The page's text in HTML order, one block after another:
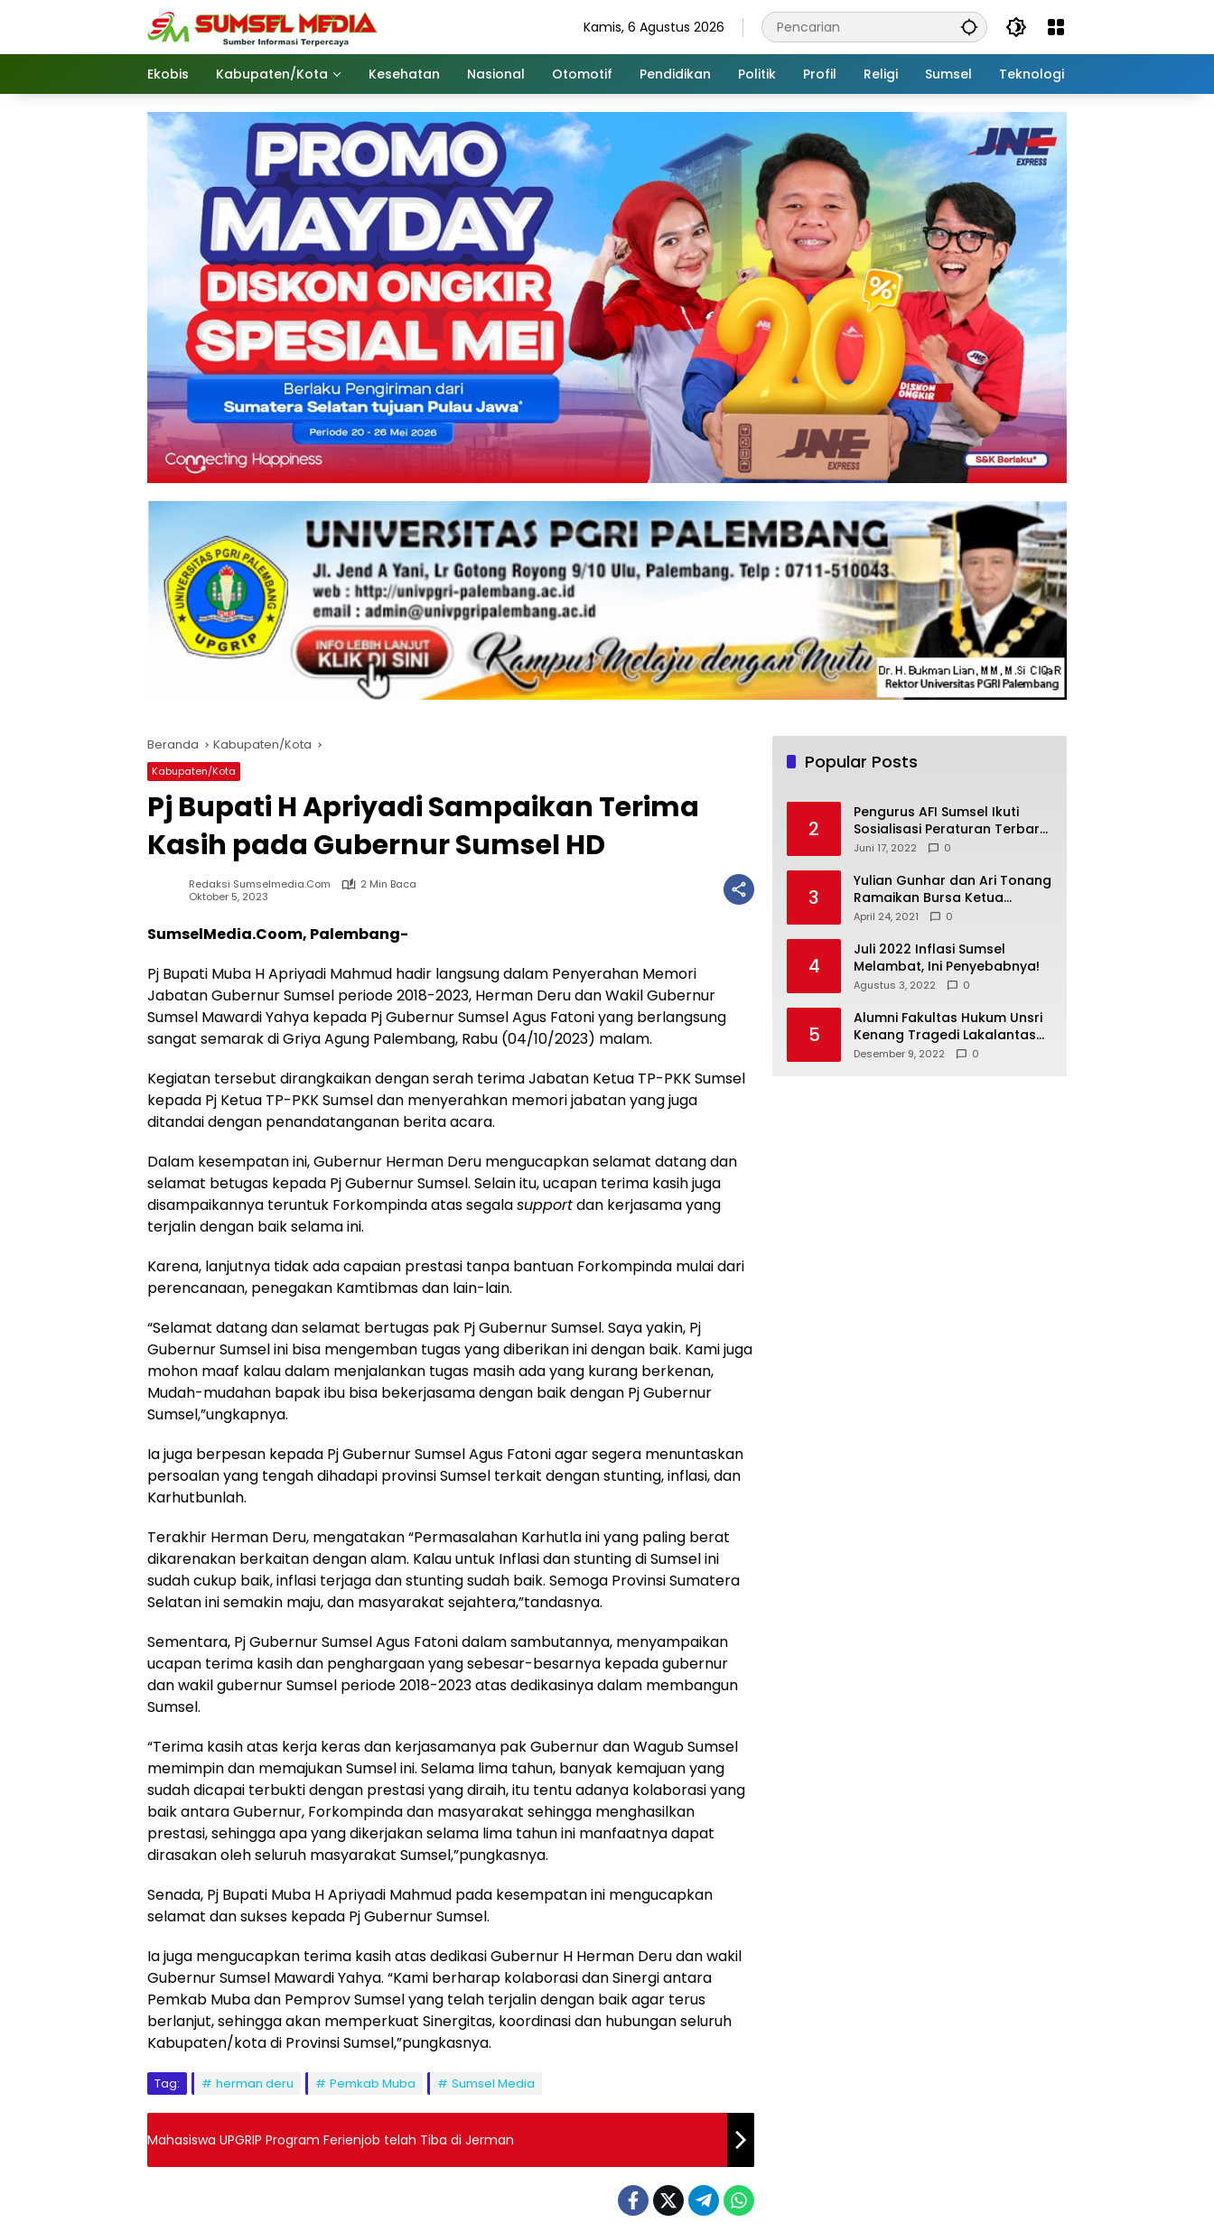
Kamis, 6 Agustus 2026
Ekobis Kabupaten/Kota Kesehatan Nasional Otomotif Pendidikan Politik Profil Religi Sumsel Teknologi
Beranda Kabupaten/Kota
Kabupaten/Kota
Pj Bupati H Apriyadi Sampaikan Terima
Kasih pada Gubernur Sumsel HD
Redaksi Sumselmedia.com
2 Min Baca
Oktober 5, 2023
SumselMedia.Coom, Palembang-
Pj Bupati Muba H Apriyadi Mahmud hadir langsung dalam Penyerahan Memori
Jabatan Gubernur Sumsel periode 2018-2023, Herman Deru dan Wakil Gubernur
Sumsel Mawardi Yahya kepada Pj Gubernur Sumsel Agus Fatoni yang berlangsung
sangat semarak di Griya Agung Palembang, Rabu (04/10/2023) malam.
Kegiatan tersebut dirangkaikan dengan serah terima Jabatan Ketua TP-PKK Sumsel
kepada Pj Ketua TP-PKK Sumsel dan menyerahkan memori jabatan yang juga
ditandai dengan penandatanganan berita acara.
Dalam kesempatan ini, Gubernur Herman Deru mengucapkan selamat datang dan
selamat betugas kepada Pj Gubernur Sumsel. Selain itu, ucapan terima kasih juga
disampaikannya teruntuk Forkompinda atas segalasupportdan kerjasama yang
terjalin dengan baik selama ini.
Karena, lanjutnya tidak ada capaian prestasi tanpa bantuan Forkompinda mulai dari
perencanaan, penegakan Kamtibmas dan lain-lain.
“Selamat datang dan selamat bertugas pak Pj Gubernur Sumsel. Saya yakin, Pj
Gubernur Sumsel ini bisa mengemban tugas yang diberikan ini dengan baik. Kami juga
mohon maaf kalau dalam menjalankan tugas masih ada yang kurang berkenan,
Mudah-mudahan bapak ibu bisa bekerjasama dengan baik dengan Pj Gubernur
Sumsel,”ungkapnya.
Ia juga berpesan kepada Pj Gubernur Sumsel Agus Fatoni agar segera menuntaskan
persoalan yang tengah dihadapi provinsi Sumsel terkait dengan stunting, inflasi, dan
Karhutbunlah.
Terakhir Herman Deru, mengatakan “Permasalahan Karhutla ini yang paling berat
dikarenakan berkaitan dengan alam. Kalau untuk Inflasi dan stunting di Sumsel ini
sudah cukup baik, inflasi terjaga dan stunting sudah baik. Semoga Provinsi Sumatera
Selatan ini semakin maju, dan masyarakat sejahtera,”tandasnya.
Sementara, Pj Gubernur Sumsel Agus Fatoni dalam sambutannya, menyampaikan
ucapan terima kasih dan penghargaan yang sebesar-besarnya kepada gubernur
dan wakil gubernur Sumsel periode 2018-2023 atas dedikasinya dalam membangun
Sumsel.
“Terima kasih atas kerja keras dan kerjasamanya pak Gubernur dan Wagub Sumsel
memimpin dan memajukan Sumsel ini. Selama lima tahun, banyak kemajuan yang
sudah dicapai terbukti dengan prestasi yang diraih, itu tentu adanya kolaborasi yang
baik antara Gubernur, Forkompinda dan masyarakat sehingga menghasilkan
prestasi, sehingga apa yang dikerjakan selama lima tahun ini manfaatnya dapat
dirasakan oleh seluruh masyarakat Sumsel,”pungkasnya.
Senada, Pj Bupati Muba H Apriyadi Mahmud pada kesempatan ini mengucapkan
selamat dan sukses kepada Pj Gubernur Sumsel.
Ia juga mengucapkan terima kasih atas dedikasi Gubernur H Herman Deru dan wakil
Gubernur Sumsel Mawardi Yahya. “Kami berharap kolaborasi dan Sinergi antara
Pemkab Muba dan Pemprov Sumsel yang telah terjalin dengan baik agar terus
berlanjut, sehingga akan memperkuat Sinergitas, koordinasi dan hubungan seluruh
Kabupaten/kota di Provinsi Sumsel,”pungkasnya.
Tag: herman deru Pemkab Muba Sumsel Media
Mahasiswa UPGRIP Program Ferienjob telah Tiba di Jerman
Popular Posts
2
Pengurus AFI Sumsel Ikuti
Sosialisasi Peraturan Terbaru
Federasi Floorball
Juni 17, 2022 0
3
Yulian Gunhar dan Ari Tonang
Ramaikan Bursa Ketua
Percasi Sumsel
April 24, 2021 0
4
Juli 2022 Inflasi Sumsel
Melambat, Ini Penyebabnya!
Agustus 3, 2022 0
5
Alumni Fakultas Hukum Unsri
Kenang Tragedi Lakalantas
28 Tahun Silam
Desember 9, 2022 0